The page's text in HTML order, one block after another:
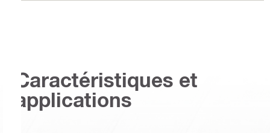
Caractéristiques et
applications